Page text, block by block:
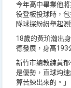
今年高中畢業他
役登板投球時，
隊球探紛紛舉起
18歲的黃玠瀚出
德發展，身高193
新竹市總教練黃
是優勢，直球均
算苦練出來的。」